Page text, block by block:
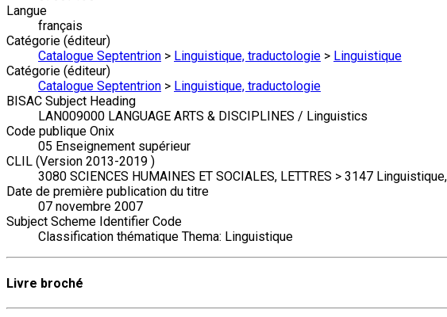
Langue
français
Catégorie (éditeur)
Catalogue Septentrion > Linguistique, traductologie > Linguistique
Catégorie (éditeur)
Catalogue Septentrion > Linguistique, traductologie
BISAC Subject Heading
LAN009000 LANGUAGE ARTS & DISCIPLINES / Linguistics
Code publique Onix
05 Enseignement supérieur
CLIL (Version 2013-2019 )
3080 SCIENCES HUMAINES ET SOCIALES, LETTRES > 3147
Date de première publication du titre
07 novembre 2007
Subject Scheme Identifier Code
Classification thématique Thema: Linguistique
Livre broché